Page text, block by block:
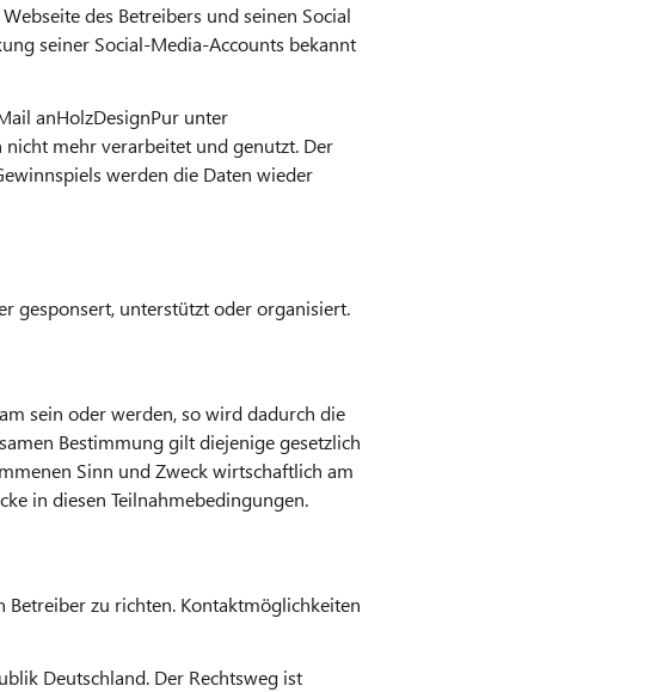
des Betreibers und seinen Social
seiner Social-Media-Accounts bekannt
anHolzDesignPur unter
mehr verarbeitet und genutzt. Der
werden die Daten wieder
gesponsert, unterstützt oder organisiert.
sein oder werden, so wird dadurch die
Bestimmung gilt diejenige gesetzlich
Sinn und Zweck wirtschaftlich am
in diesen Teilnahmebedingungen.
zu richten. Kontaktmöglichkeiten
Deutschland. Der Rechtsweg ist